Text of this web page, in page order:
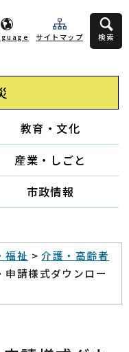
サイトマップ 検索
教育・文化
産業・しごと
市政情報
福祉 >介護・高齢者
請様式ダウンロー